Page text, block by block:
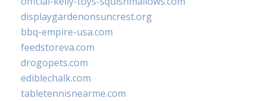
displaygardenonsuncrest.org
bbq-empire-usa.com
feedstoreva.com
drogopets.com
ediblechalk.com
tabletennisnearme.com